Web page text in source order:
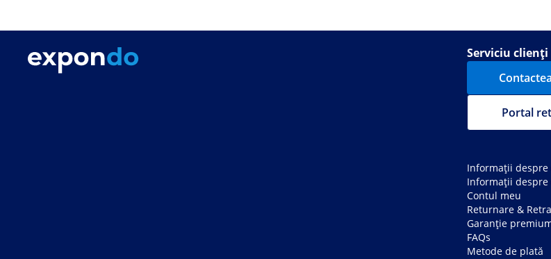
Serviciu clienți
Portal
Informații despre
Informații despre
Contul meu
Returnare &
Garanție
FAQs
Metode de plată